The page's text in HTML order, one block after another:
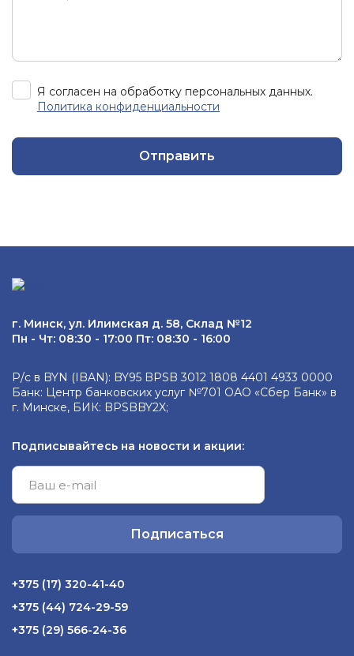
Я согласен на обработку персональных данных.
Политика конфиденциальности
Отправить
г. Минск, ул. Илимская д. 58, Склад №12
Пн - Чт: 08:30 - 17:00 Пт: 08:30 - 16:00
Р/с в BYN (IBAN): BY95 BPSB 3012 1808 4401 4933 0000
Банк: Центр банковских услуг №701 ОАО «Сбер Банк» в
г. Минске, БИК: BPSBBY2X;
Подписывайтесь на новости и акции:
Подписаться
+375 (17) 320-41-40
+375 (44) 724-29-59
+375 (29) 566-24-36